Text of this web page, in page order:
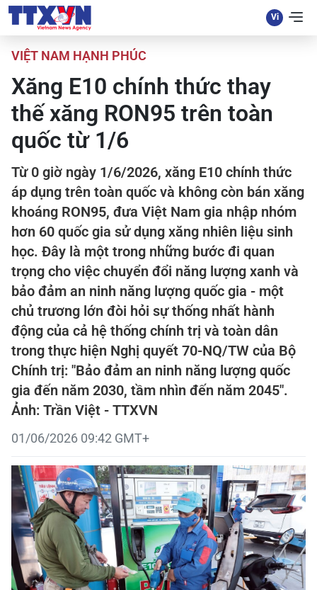
VIỆT NAM HẠNH PHÚC
Xăng E10 chính thức thay
thế xăng RON95 trên toàn
quốc từ 1/6
Từ 0 giờ ngày 1/6/2026, xăng E10 chính thức
áp dụng trên toàn quốc và không còn bán xăng
khoáng RON95, đưa Việt Nam gia nhập nhóm
hơn 60 quốc gia sử dụng xăng nhiên liệu sinh
học. Đây là một trong những bước đi quan
trọng cho việc chuyển đổi năng lượng xanh và
bảo đảm an ninh năng lượng quốc gia - một
chủ trương lớn đòi hỏi sự thống nhất hành
động của cả hệ thống chính trị và toàn dân
trong thực hiện Nghị quyết 70-NQ/TW của Bộ
Chính trị: "Bảo đảm an ninh năng lượng quốc
gia đến năm 2030, tầm nhìn đến năm 2045".
Ảnh: Trần Việt - TTXVN
01/06/2026 09:42 GMT+